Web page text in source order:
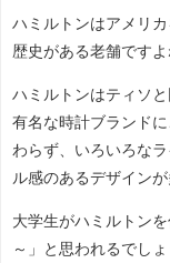
ハミルトンはアメリ
歴史がある老舗ですよ
ハミルトンはティソ
有名な時計ブランド
わらず、いろいろな
ル感のあるデザインが
大学生がハミルトン
～」と思われるでしょ